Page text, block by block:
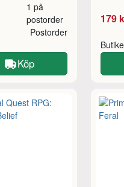
1 på
postorder
Postorder
Köp
179